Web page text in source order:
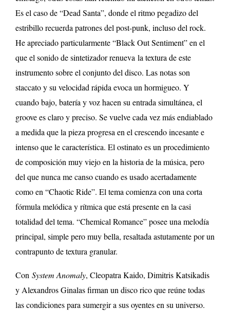
Es el caso de “Dead Santa”, donde el ritmo pegadizo del
estribillo recuerda patrones del post-punk, incluso del rock.
He apreciado particularmente “Black Out Sentiment” en el
que el sonido de sintetizador renueva la textura de este
instrumento sobre el conjunto del disco. Las notas son
staccato y su velocidad rápida evoca un hormigueo. Y
cuando bajo, batería y voz hacen su entrada simultánea, el
groove es claro y preciso. Se vuelve cada vez más endiablado
a medida que la pieza progresa en el crescendo incesante e
intenso que le característica. El ostinato es un procedimiento
de composición muy viejo en la historia de la música, pero
del que nunca me canso cuando es usado acertadamente
como en “Chaotic Ride”. El tema comienza con una corta
fórmula melódica y rítmica que está presente en la casi
totalidad del tema. “Chemical Romance” posee una melodía
principal, simple pero muy bella, resaltada astutamente por un
contrapunto de textura granular.
Con System Anomaly, Cleopatra Kaido, Dimitris Katsikadis
y Alexandros Ginalas firman un disco rico que reúne todas
las condiciones para sumergir a sus oyentes en su universo.